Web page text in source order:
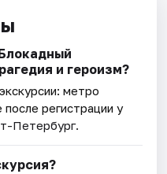
и героизм?
метро
регистрации у
Петербург.